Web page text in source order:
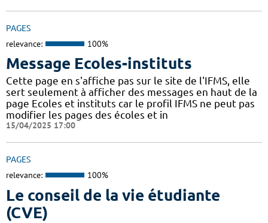
PAGES
relevance: 100%
Message Ecoles-instituts
Cette page en s'affiche pas sur le site de l'IFMS, elle
sert seulement à afficher des messages en haut de la
page Ecoles et instituts car le profil IFMS ne peut pas
modifier les pages des écoles et in
15/04/2025 17:00
PAGES
relevance: 100%
Le conseil de la vie étudiante
(CVE)